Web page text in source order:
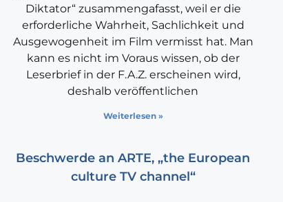
Diktator“ zusammengafasst, weil er die
erforderliche Wahrheit, Sachlichkeit und
Ausgewogenheit im Film vermisst hat. Man
kann es nicht im Voraus wissen, ob der
Leserbrief in der F.A.Z. erscheinen wird,
deshalb veröffentlichen
Weiterlesen »
Beschwerde an ARTE, „the European
culture TV channel“